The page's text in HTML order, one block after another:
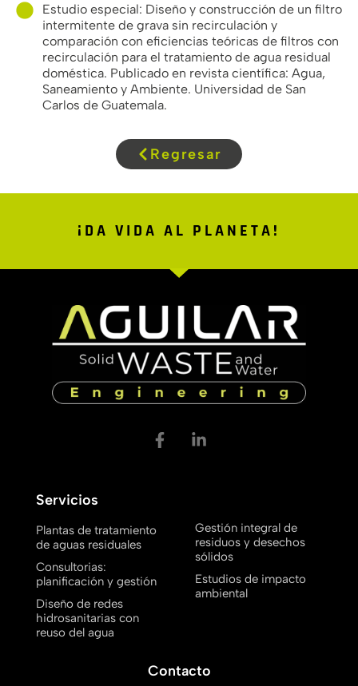
Estudio especial: Diseño y construcción de un filtro
intermitente de grava sin recirculación y
comparación con eficiencias teóricas de filtros con
recirculación para el tratamiento de agua residual
doméstica. Publicado en revista científica: Agua,
Saneamiento y Ambiente. Universidad de San
Carlos de Guatemala.
Regresar
¡DA VIDA AL PLANETA!
Servicios
Plantas de tratamiento
de aguas residuales
Consultorias:
planificación y gestión
Diseño de redes
hidrosanitarias con
reuso del agua
Gestión integral de
residuos y desechos
sólidos
Estudios de impacto
ambiental
Contacto